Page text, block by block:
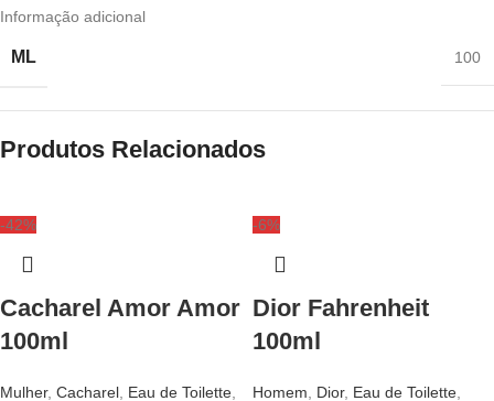
Informação adicional
ML 100
Produtos Relacionados
-42%
Cacharel Amor Amor
100ml
Mulher, Cacharel, Eau de Toilette,
-6%
Dior Fahrenheit
100ml
Homem, Dior, Eau de Toilette,